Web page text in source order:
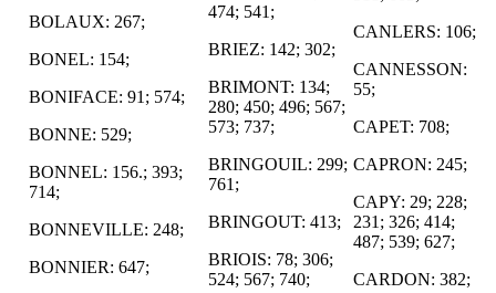
BOLAUX: 267;
BONEL: 154;
BONIFACE: 91; 574;
BONNE: 529;
BONNEL: 156.; 393;
714;
BONNEVILLE: 248;
BONNIER: 647;
474; 541;
BRIEZ: 142; 302;
BRIMONT: 134;
280; 450; 496; 567;
573; 737;
BRINGOUIL: 299;
761;
BRINGOUT: 413;
BRIOIS: 78; 306;
524; 567; 740;
CANLERS: 106;
CANNESSON:
55;
CAPET: 708;
CAPRON: 245;
CAPY: 29; 228;
231; 326; 414;
487; 539; 627;
CARDON: 382;